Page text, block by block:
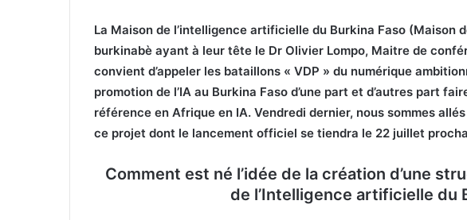
La Maison de l’intelligence artificielle du Burkina Faso (Maison
burkinabè ayant à leur tête le Dr Olivier Lompo, Maitre de
convient d’appeler les bataillons « VDP » du numérique
promotion de l’IA au Burkina Faso d’une part et d’autres part
référence en Afrique en IA. Vendredi dernier, nous sommes
ce projet dont le lancement officiel se tiendra le 22 juillet
Comment est né l’idée de la création d’une
de l’Intelligence artificielle du